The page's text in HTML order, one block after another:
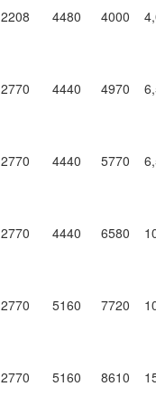
2208 4480 4000
2770 4440 4970
2770 4440 5770
2770 4440 6580
2770 5160 7720
2770 5160 8610